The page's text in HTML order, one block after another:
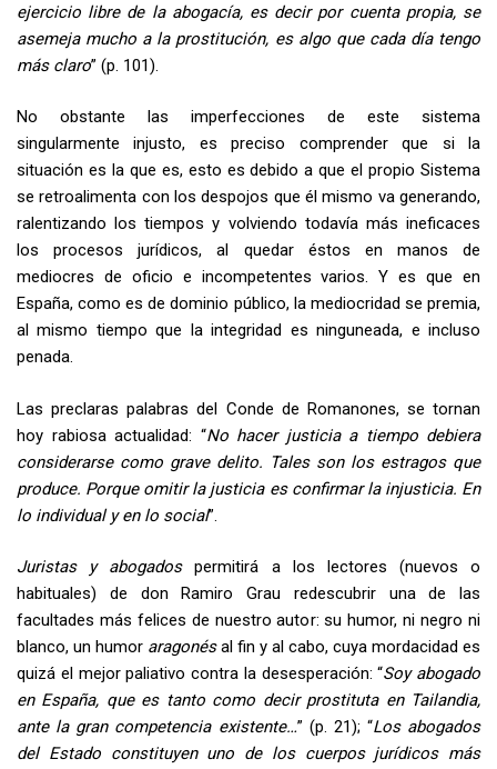
ejercicio libre de la abogacía, es decir por cuenta propia, se
asemeja mucho a la prostitución, es algo que cada día tengo
más claro” (p. 101).
No obstante las imperfecciones de este sistema
singularmente injusto, es preciso comprender que si la
situación es la que es, esto es debido a que el propio Sistema
se retroalimenta con los despojos que él mismo va generando,
ralentizando los tiempos y volviendo todavía más ineficaces
los procesos jurídicos, al quedar éstos en manos de
mediocres de oficio e incompetentes varios. Y es que en
España, como es de dominio público, la mediocridad se premia,
al mismo tiempo que la integridad es ninguneada, e incluso
penada.
Las preclaras palabras del Conde de Romanones, se tornan
hoy rabiosa actualidad: “No hacer justicia a tiempo debiera
considerarse como grave delito. Tales son los estragos que
produce. Porque omitir la justicia es confirmar la injusticia. En
lo individual y en lo social”.
Juristas y abogadospermitirá a los lectores (nuevos o
habituales) de don Ramiro Grau redescubrir una de las
facultades más felices de nuestro autor: su humor, ni negro ni
blanco, un humor aragonésal fin y al cabo, cuya mordacidad es
quizá el mejor paliativo contra la desesperación: “Soy abogado
en España, que es tanto como decir prostituta en Tailandia,
ante la gran competencia existente…” (p. 21); “Los abogados
del Estado constituyen uno de los cuerpos jurídicos más